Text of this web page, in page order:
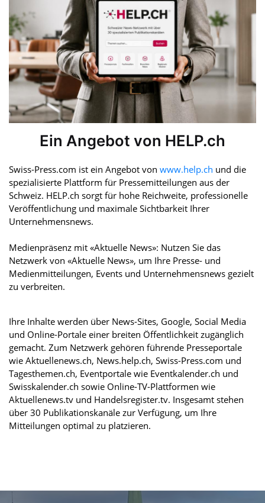
Ein Angebot von HELP.ch
Swiss-Press.com ist ein Angebot von www.help.ch und die
spezialisierte Plattform für Pressemitteilungen aus der
Schweiz. HELP.ch sorgt für hohe Reichweite, professionelle
Veröffentlichung und maximale Sichtbarkeit Ihrer
Unternehmensnews.
Medienpräsenz mit «Aktuelle News»: Nutzen Sie das
Netzwerk von «Aktuelle News», um Ihre Presse- und
Medienmitteilungen, Events und Unternehmensnews gezielt
zu verbreiten.
Ihre Inhalte werden über News-Sites, Google, Social Media
und Online-Portale einer breiten Öffentlichkeit zugänglich
gemacht. Zum Netzwerk gehören führende Presseportale
wie Aktuellenews.ch, News.help.ch, Swiss-Press.com und
Tagesthemen.ch, Eventportale wie Eventkalender.ch und
Swisskalender.ch sowie Online-TV-Plattformen wie
Aktuellenews.tv und Handelsregister.tv. Insgesamt stehen
über 30 Publikationskanäle zur Verfügung, um Ihre
Mitteilungen optimal zu platzieren.